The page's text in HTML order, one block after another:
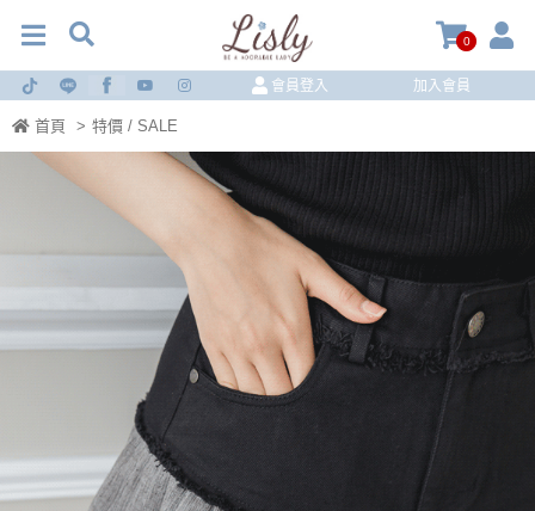
0
會員登入 加入會員
首頁 > 特價 / SALE